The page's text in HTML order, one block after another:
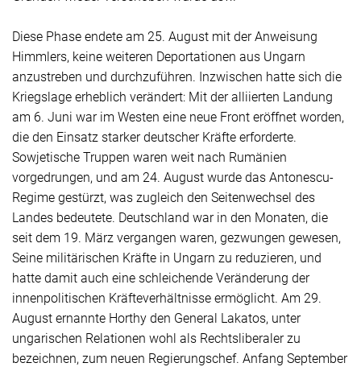
Diese Phase endete am 25. August mit der Anweisung
Himmlers, keine weiteren Deportationen aus Ungarn
anzustreben und durchzuführen. Inzwischen hatte sich die
Kriegslage erheblich verändert: Mit der alliierten Landung
am 6. Juni war im Westen eine neue Front eröffnet worden,
die den Einsatz starker deutscher Kräfte erforderte.
Sowjetische Truppen waren weit nach Rumänien
vorgedrungen, und am 24. August wurde das Antonescu-
Regime gestürzt, was zugleich den Seitenwechsel des
Landes bedeutete. Deutschland war in den Monaten, die
seit dem 19. März vergangen waren, gezwungen gewesen,
Seine militärischen Kräfte in Ungarn zu reduzieren, und
hatte damit auch eine schleichende Veränderung der
innenpolitischen Kräfteverhältnisse ermöglicht. Am 29.
August ernannte Horthy den General Lakatos, unter
ungarischen Relationen wohl als Rechtsliberaler zu
bezeichnen, zum neuen Regierungschef. Anfang September